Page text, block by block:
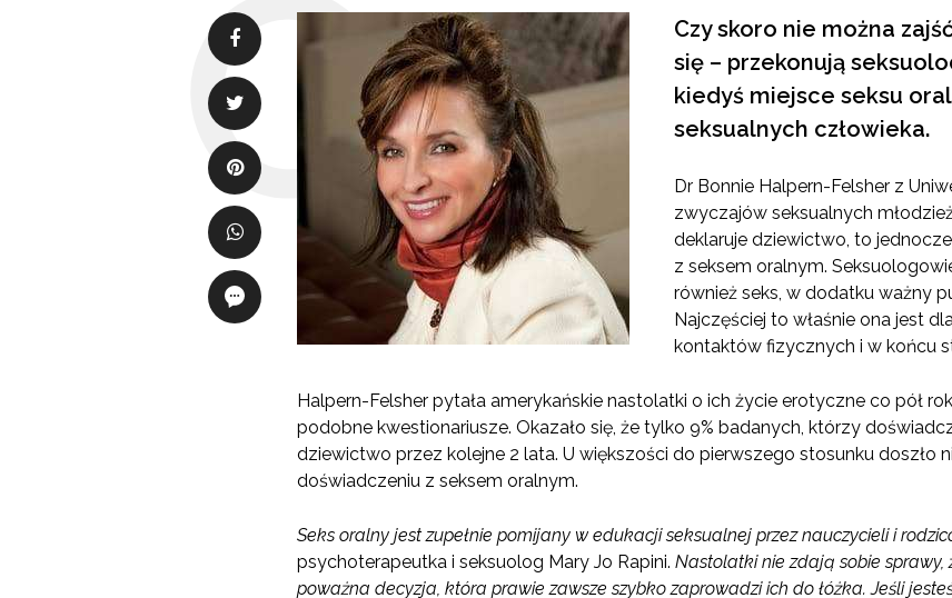
Czy skoro nie można
się – przekonują
kiedyś miejsce seksu
seksualnych człowieka.
Dr Bonnie Halpern-Felsher z
zwyczajów seksualnych
deklaruje dziewictwo, to
z seksem oralnym.
również seks, w dodatku ważny
Najczęściej to właśnie ona jest
kontaktów fizycznych i w końcu
Halpern-Felsher pytała amerykańskie nastolatki o ich życie erotyczne co pół
podobne kwestionariusze. Okazało się, że tylko 9% badanych, którzy
dziewictwo przez kolejne 2 lata. U większości do pierwszego stosunku doszło
doświadczeniu z seksem oralnym.
Seks oralny jest zupełnie pomijany w edukacji seksualnej przez nauczycieli i
psychoterapeutka i seksuolog Mary Jo Rapini. Nastolatki nie zdają sobie
poważna decyzja, która prawie zawsze szybko zaprowadzi ich do łóżka. Jeśli